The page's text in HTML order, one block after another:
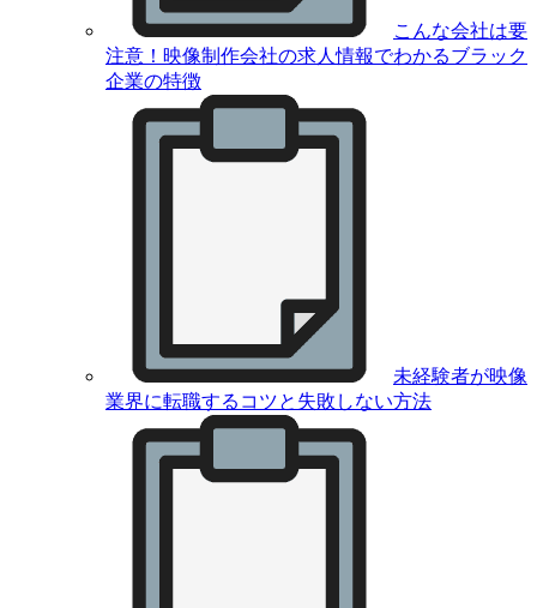
こんな会社は要
注意！映像制作会社の求人情報でわかるブラック
企業の特徴
未経験者が映像
業界に転職するコツと失敗しない方法